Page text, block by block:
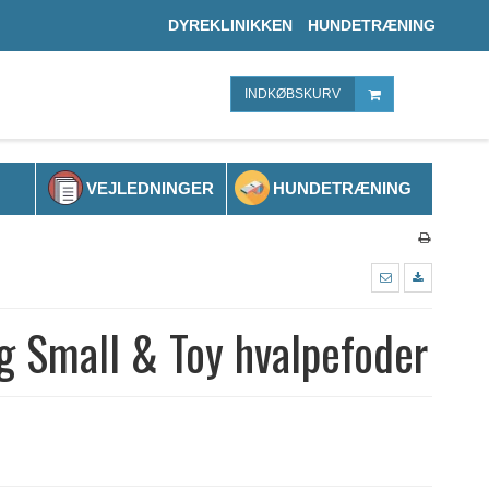
DYREKLINIKKEN HUNDETRÆNING
INDKØBSKURV
VEJLEDNINGER HUNDETRÆNING
Small & Toy hvalpefoder